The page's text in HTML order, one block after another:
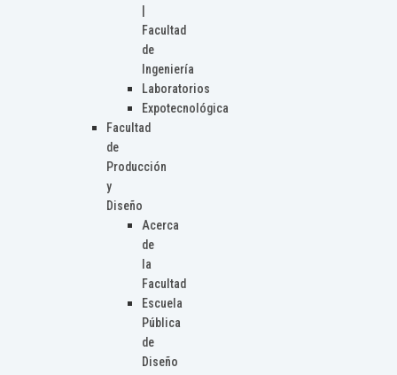
Facultad
de
Ingeniería
Laboratorios
Expotecnológica
Facultad
de
Producción
y
Diseño
Acerca
de
la
Facultad
Escuela
Pública
de
Diseño